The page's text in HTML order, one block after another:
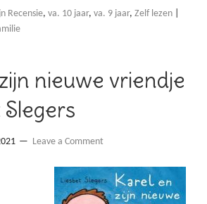
Recensie, va. 10 jaar, va. 9 jaar, Zelf lezen
nieuwe vriendje
Leave a Comment